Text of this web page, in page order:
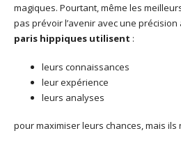
magiques. Pourtant, même les
pas prévoir l’avenir avec une précision
paris hippiques utilisent :
leurs connaissances
leur expérience
leurs analyses
pour maximiser leurs chances, mais